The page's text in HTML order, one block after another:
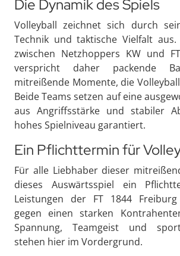
Die Dynamik des Spiels
Volleyball zeichnet sich durch
Technik und taktische Vielfalt aus.
zwischen Netzhoppers KW und
verspricht daher packende
mitreißende Momente, die
Beide Teams setzen auf eine
aus Angriffsstärke und stabiler
hohes Spielniveau garantiert.
Ein Pflichttermin für
Für alle Liebhaber dieser
dieses Auswärtsspiel ein
Leistungen der FT 1844
gegen einen starken
Spannung, Teamgeist und
stehen hier im Vordergrund.